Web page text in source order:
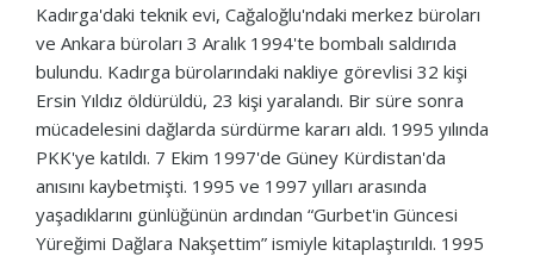
Kadırga'daki teknik evi, Cağaloğlu'ndaki merkez büroları
ve Ankara büroları 3 Aralık 1994'te bombalı saldırıda
bulundu. Kadırga bürolarındaki nakliye görevlisi 32 kişi
Ersin Yıldız öldürüldü, 23 kişi yaralandı. Bir süre sonra
mücadelesini dağlarda sürdürme kararı aldı. 1995 yılında
PKK'ye katıldı. 7 Ekim 1997'de Güney Kürdistan'da
anısını kaybetmişti. 1995 ve 1997 yılları arasında
yaşadıklarını günlüğünün ardından “Gurbet'in Güncesi
Yüreğimi Dağlara Nakşettim” ismiyle kitaplaştırıldı. 1995